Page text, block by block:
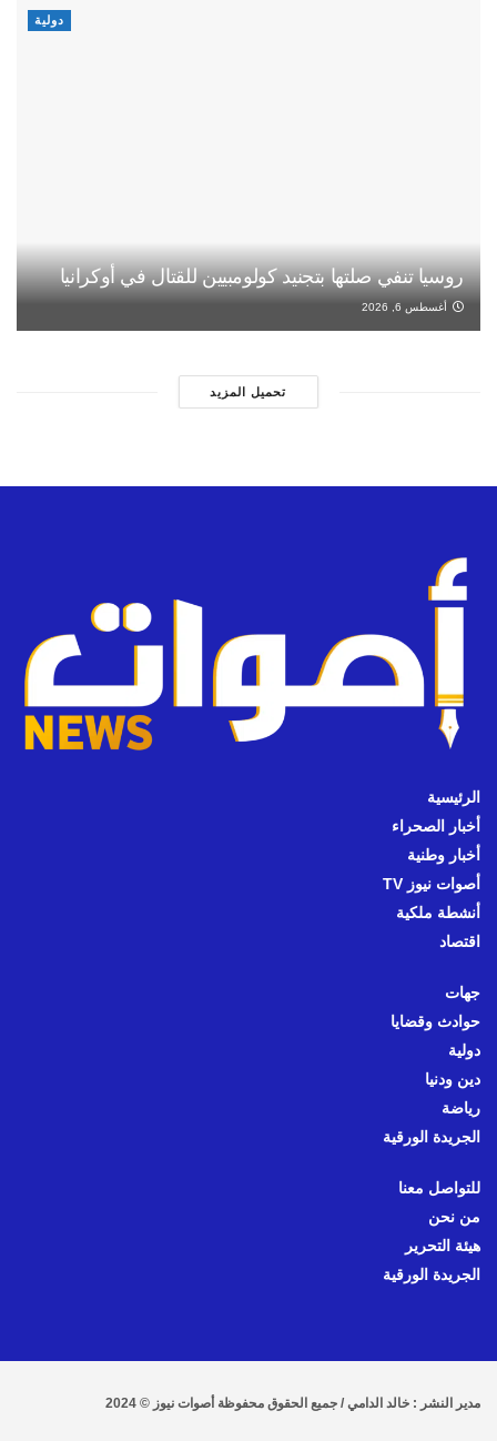
دولية
روسيا تنفي صلتها بتجنيد كولومبيين للقتال في أوكرانيا
أغسطس 6, 2026
تحميل المزيد
الرئيسية
أخبار الصحراء
أخبار وطنية
أصوات نيوز TV
أنشطة ملكية
اقتصاد
جهات
حوادث وقضايا
دولية
دين ودنيا
رياضة
الجريدة الورقية
للتواصل معنا
من نحن
هيئة التحرير
الجريدة الورقية
مدير النشر : خالد الدامي / جميع الحقوق محفوظة أصوات نيوز © 2024